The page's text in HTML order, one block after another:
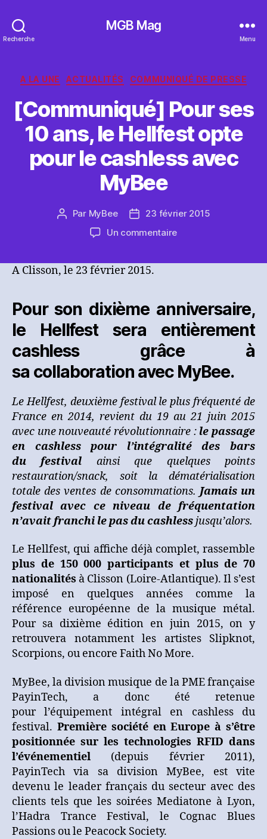
Recherche
MGB Mag
Menu
Catégories
A LA UNE ACTUALITÉS COMMUNIQUÉ DE PRESSE
[Communiqué] Pour ses
10 ans, le Hellfest opte
pour le cashless avec
MyBee
Auteur
Par MyBee
Date23 février 2015
Un commentairesur
le
Hellfest
opte
pour
le
cashless
MyBee
A Clisson, le 23 février 2015.
Pour son dixième anniversaire,
le Hellfest sera entièrement
cashless grâce à
sa collaboration avec MyBee.
Le Hellfest, deuxième festival le plus fréquenté de
France en 2014, revient du 19 au 21 juin 2015
avec une nouveauté révolutionnaire : le passage
en cashless pour l’intégralité des bars
du festival ainsi que quelques points
restauration/snack, soit la dématérialisation
totale des ventes de consommations. Jamais un
festival avec ce niveau de fréquentation
n’avait franchi le pas du cashlessjusqu’alors.
Le Hellfest, qui affiche déjà complet, rassemble
plus de 150 000 participants et plus de 70
nationalités à Clisson (Loire-Atlantique). Il s’est
imposé en quelques années comme la
référence européenne de la musique métal.
Pour sa dixième édition en juin 2015, on y
retrouvera notamment les artistes Slipknot,
Scorpions, ou encore Faith No More.
MyBee, la division musique de la PME française
PayinTech, a donc été retenue
pour l’équipement intégral en cashless du
festival. Première société en Europe à s’être
positionnée sur les technologies RFID dans
l’événementiel (depuis février 2011),
PayinTech via sa division MyBee, est vite
devenu le leader français du secteur avec des
clients tels que les soirées Mediatone à Lyon,
l’Hadra Trance Festival, le Cognac Blues
Passions ou le Peacock Society.